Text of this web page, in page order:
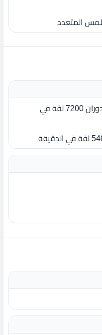
المتعدد
- 500 جيجا او 1 تيرا بايت بمعدل دوران 7200 لفة في